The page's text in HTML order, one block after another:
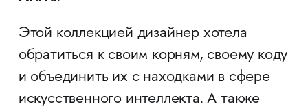
Этой коллекцией дизайнер хотела
обратиться к своим корням, своему коду
и объединить их с находками в сфере
искусственного интеллекта. А также